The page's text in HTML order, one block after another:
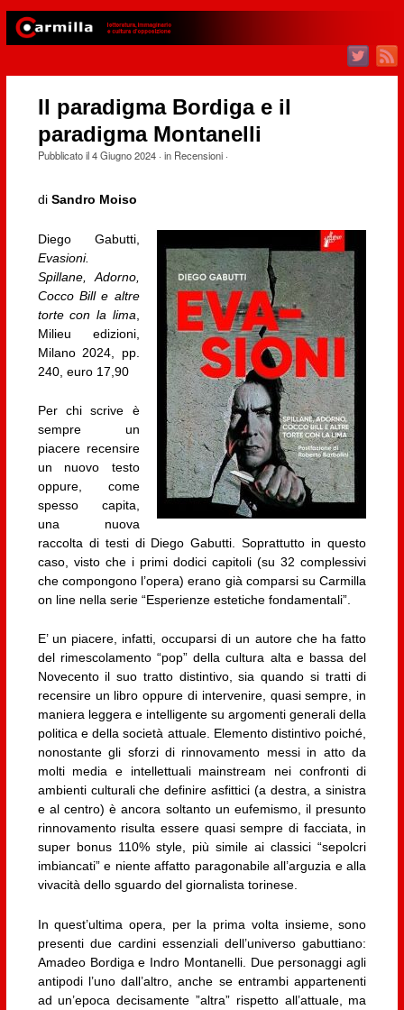
Il paradigma Bordiga e il
paradigma Montanelli
Pubblicato il4 Giugno 2024· in Recensioni·
di Sandro Moiso
Diego Gabutti,
Evasioni.
Spillane, Adorno,
Cocco Bill e altre
torte con la lima
Milieu edizioni,
Milano 2024, pp.
240, euro 17,90
Per chi scrive è
sempre un
piacere recensire
un nuovo testo
oppure, come
spesso capita,
una nuova
raccolta di testi di Diego Gabutti. Soprattutto in questo
caso, visto che i primi dodici capitoli (su 32 complessivi
che compongono l’opera) erano già comparsi su Carmilla
on line nella serie “Esperienze estetiche fondamentali”.
E’ un piacere, infatti, occuparsi di un autore che ha fatto
del rimescolamento “pop” della cultura alta e bassa del
Novecento il suo tratto distintivo, sia quando si tratti di
recensire un libro oppure di intervenire, quasi sempre, in
maniera leggera e intelligente su argomenti generali della
politica e della società attuale. Elemento distintivo poiché,
nonostante gli sforzi di rinnovamento messi in atto da
molti media e intellettuali mainstream nei confronti di
ambienti culturali che definire asfittici (a destra, a sinistra
e al centro) è ancora soltanto un eufemismo, il presunto
rinnovamento risulta essere quasi sempre di facciata, in
super bonus 110% style, più simile ai classici “sepolcri
imbiancati” e niente affatto paragonabile all’arguzia e alla
vivacità dello sguardo del giornalista torinese.
In quest’ultima opera, per la prima volta insieme, sono
presenti due cardini essenziali dell’universo gabuttiano:
Amadeo Bordiga e Indro Montanelli. Due personaggi agli
antipodi l’uno dall’altro, anche se entrambi appartenenti
ad un’epoca decisamente ”altra” rispetto all’attuale, ma